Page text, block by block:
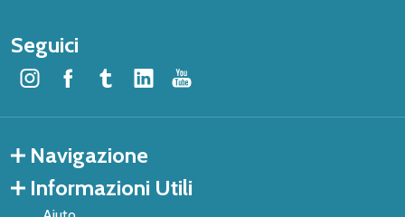
Seguici
Navigazione
Informazioni Utili